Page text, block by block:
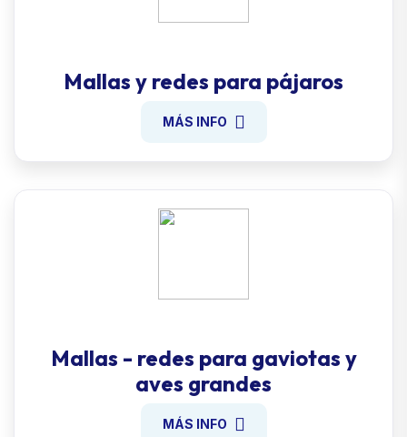
Mallas y redes para pájaros
MÁS INFO
Mallas - redes para gaviotas y
aves grandes
MÁS INFO